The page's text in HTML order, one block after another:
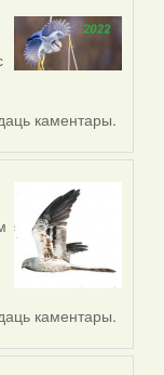
каментары.
каментары.